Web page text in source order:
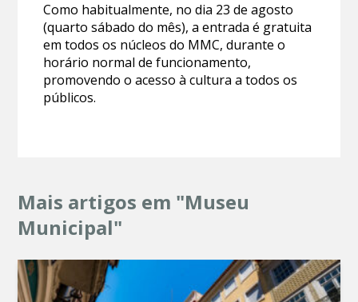
Como habitualmente, no dia 23 de agosto
(quarto sábado do mês), a entrada é gratuita
em todos os núcleos do MMC, durante o
horário normal de funcionamento,
promovendo o acesso à cultura a todos os
públicos.
Mais artigos em "Museu
Municipal"